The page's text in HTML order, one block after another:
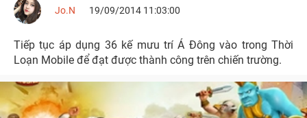
Jo.N 19/09/2014 11:03:00
Tiếp tục áp dụng 36 kế mưu trí Á Đông vào trong Thời
Loạn Mobile để đạt được thành công trên chiến trường.